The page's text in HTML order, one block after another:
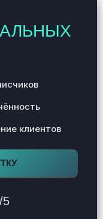
клиентов
5